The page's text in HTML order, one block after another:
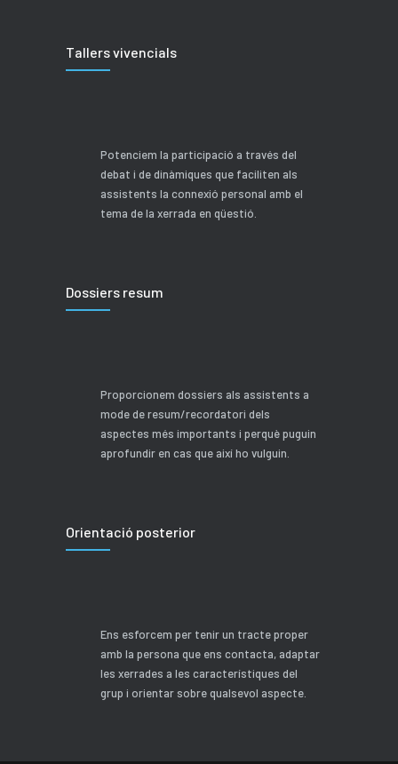
Tallers vivencials
Potenciem la participació a través del
debat i de dinàmiques que faciliten als
assistents la connexió personal amb el
tema de la xerrada en qüestió.
Dossiers resum
Proporcionem dossiers als assistents a
mode de resum/recordatori dels
aspectes més importants i perquè puguin
aprofundir en cas que així ho vulguin.
Orientació posterior
Ens esforcem per tenir un tracte proper
amb la persona que ens contacta, adaptar
les xerrades a les característiques del
grup i orientar sobre qualsevol aspecte.